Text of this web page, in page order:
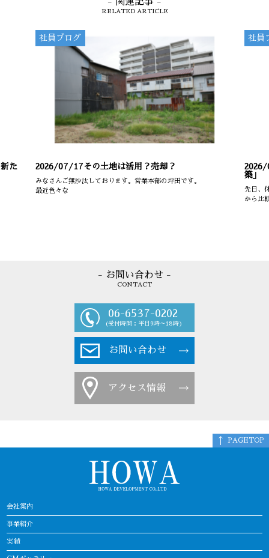
RELATED ARTICLE
た
社員ブログ
2026/07/17その土地は活用？売却？
みなさんご無沙汰しております。営業本部の坪田です。
最近色々な
社員
築」
先日、
から比
- お問い合わせ -
CONTACT
06-6537-0202
(受付時間：平日9時～18時)
お問い合わせ
アクセス情報
会社案内
事業紹介
実績
PAGETOP